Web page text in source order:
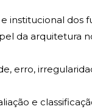
dos
da arquitetura
erro,
e